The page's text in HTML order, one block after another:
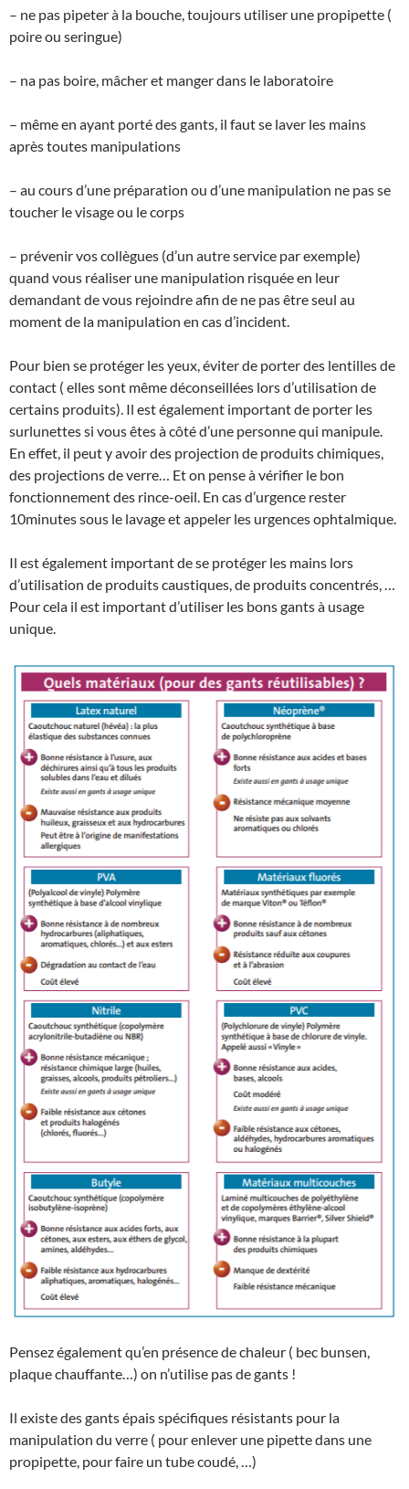
– ne pas pipeter à la bouche, toujours utiliser une propipette (
poire ou seringue)
– na pas boire, mâcher et manger dans le laboratoire
– même en ayant porté des gants, il faut se laver les mains
après toutes manipulations
– au cours d’une préparation ou d’une manipulation ne pas se
toucher le visage ou le corps
– prévenir vos collègues (d’un autre service par exemple)
quand vous réaliser une manipulation risquée en leur
demandant de vous rejoindre afin de ne pas être seul au
moment de la manipulation en cas d’incident.
Pour bien se protéger les yeux, éviter de porter des lentilles de
contact ( elles sont même déconseillées lors d’utilisation de
certains produits). Il est également important de porter les
surlunettes si vous êtes à côté d’une personne qui manipule.
En effet, il peut y avoir des projection de produits chimiques,
des projections de verre… Et on pense à vérifier le bon
fonctionnement des rince-oeil. En cas d’urgence rester
10minutes sous le lavage et appeler les urgences ophtalmique.
Il est également important de se protéger les mains lors
d’utilisation de produits caustiques, de produits concentrés, …
Pour cela il est important d’utiliser les bons gants à usage
unique.
Pensez également qu’en présence de chaleur ( bec bunsen,
plaque chauffante…) on n’utilise pas de gants !
Il existe des gants épais spécifiques résistants pour la
manipulation du verre ( pour enlever une pipette dans une
propipette, pour faire un tube coudé, …)